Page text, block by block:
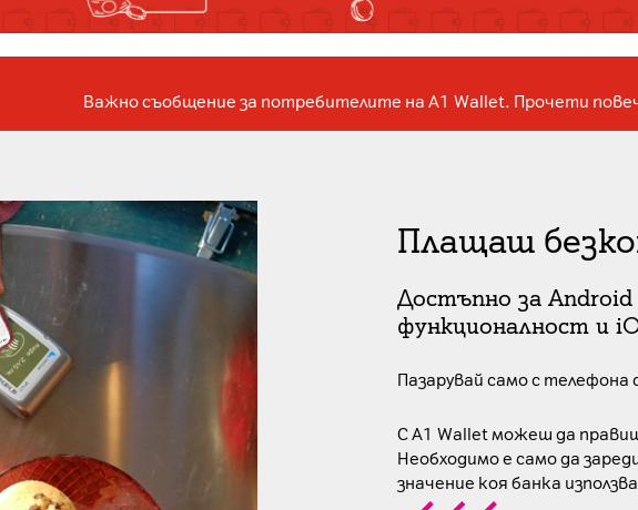
Важно съобщение за потребителите на A1 Wallet. Прочети
Плащаш
Достъпно за
функционалност и
Пазарувай само с
С A1 Wallet можеш да
Необходимо е само да
значение коя банка